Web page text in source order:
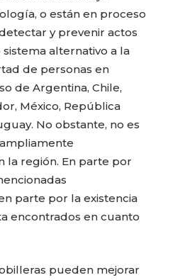
o están en proceso
y prevenir actos
alternativo a la
de personas en
de Argentina, Chile,
México, República
No obstante, no es
la región. En parte por
parte por la existencia
encontrados en cuanto
pueden mejorar